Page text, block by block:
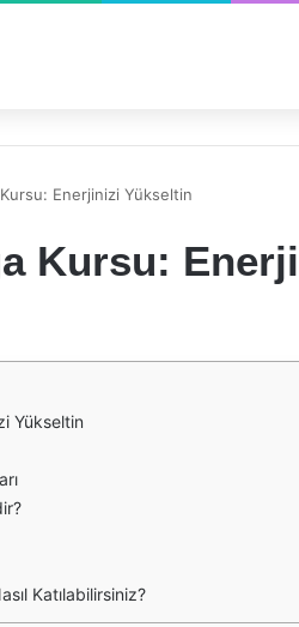
Enerjinizi Yükseltin
Kursu:
Yükseltin
Katılabilirsiniz?